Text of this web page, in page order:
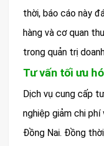
thời, báo cáo này
hàng và cơ quan
trong quản trị
Tư vấn tối ưu
Dịch vụ cung cấp
nghiệp giảm chi
Đồng Nai. Đồng